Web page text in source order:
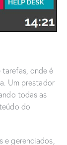
onde é
Um prestador
todas as
do
e gerenciados,